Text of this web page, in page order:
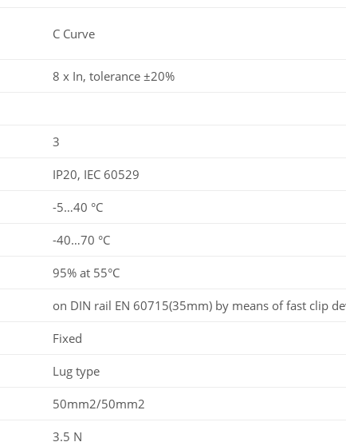
C Curve
8 x In, tolerance ±20%
3
IP20, IEC 60529
-5…40 °C
-40…70 °C
95% at 55°C
on DIN rail EN 60715(35mm) by means of fast clip
Fixed
Lug type
50mm2/50mm2
3.5 N